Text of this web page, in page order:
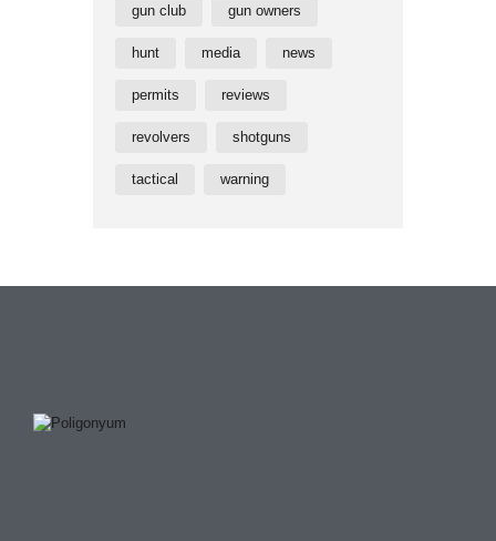
gun club gun owners
hunt media news
permits reviews
revolvers shotguns
tactical warning